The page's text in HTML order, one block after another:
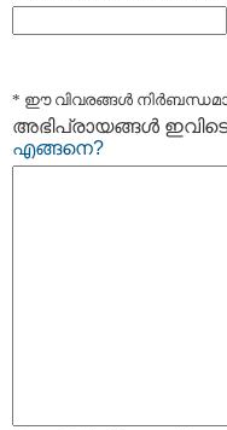
* ഈ വിവരങ്ങള്‍
അഭിപ്രായങ്ങള്‍
എങ്ങനെ?